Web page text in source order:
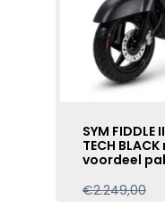
SYM FIDDLE
TECH
voordeel
€2.249,00